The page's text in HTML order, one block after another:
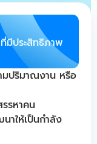
ที่มีประสิทธิภาพ
มปริมาณงาน หรือ
รรหาคน
าให้เป็นกำลัง